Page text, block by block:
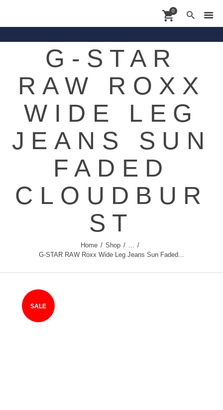
0
G-STAR
RAW ROXX
WIDE LEG
JEANS SUN
FADED
CLOUDBUR
ST
Home Shop
G-STAR RAW Roxx Wide Leg Jeans Sun Faded...
Contact
Shoppingdate
Shop
Brands
About
SALE